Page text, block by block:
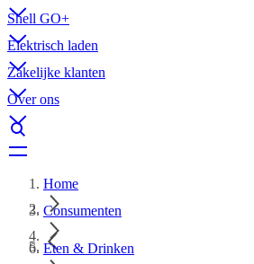
Shell GO+
Elektrisch laden
Zakelijke klanten
Over ons
Home
Consumenten
Eten & Drinken